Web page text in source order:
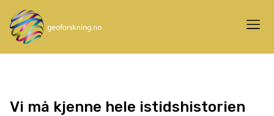
Vi må kjenne hele istidshistorien